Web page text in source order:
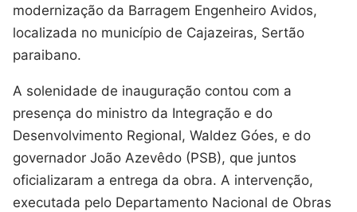
modernização da Barragem Engenheiro Avidos,
localizada no município de Cajazeiras, Sertão
paraibano.
A solenidade de inauguração contou com a
presença do ministro da Integração e do
Desenvolvimento Regional, Waldez Góes, e do
governador João Azevêdo (PSB), que juntos
oficializaram a entrega da obra. A intervenção,
executada pelo Departamento Nacional de Obras